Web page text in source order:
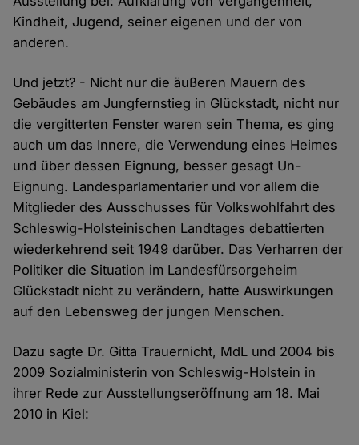
Kindheit, Jugend, seiner eigenen und der von
anderen.
Und jetzt? - Nicht nur die äußeren Mauern des
Gebäudes am Jungfernstieg in Glückstadt, nicht nur
die vergitterten Fenster waren sein Thema, es ging
auch um das Innere, die Verwendung eines Heimes
und über dessen Eignung, besser gesagt Un-
Eignung. Landesparlamentarier und vor allem die
Mitglieder des Ausschusses für Volkswohlfahrt des
Schleswig-Holsteinischen Landtages debattierten
wiederkehrend seit 1949 darüber. Das Verharren der
Politiker die Situation im Landesfürsorgeheim
Glückstadt nicht zu verändern, hatte Auswirkungen
auf den Lebensweg der jungen Menschen.
Dazu sagte Dr. Gitta Trauernicht, MdL und 2004 bis
2009 Sozialministerin von Schleswig-Holstein in
ihrer Rede zur Ausstellungseröffnung am 18. Mai
2010 in Kiel: